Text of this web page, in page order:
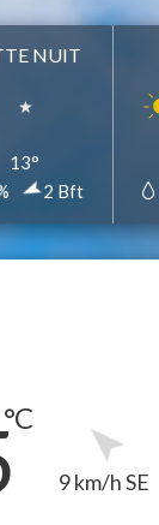
NUIT
13°
2 Bft
9 km/h SE